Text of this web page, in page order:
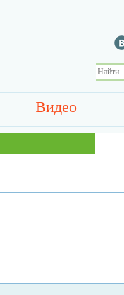
Видео